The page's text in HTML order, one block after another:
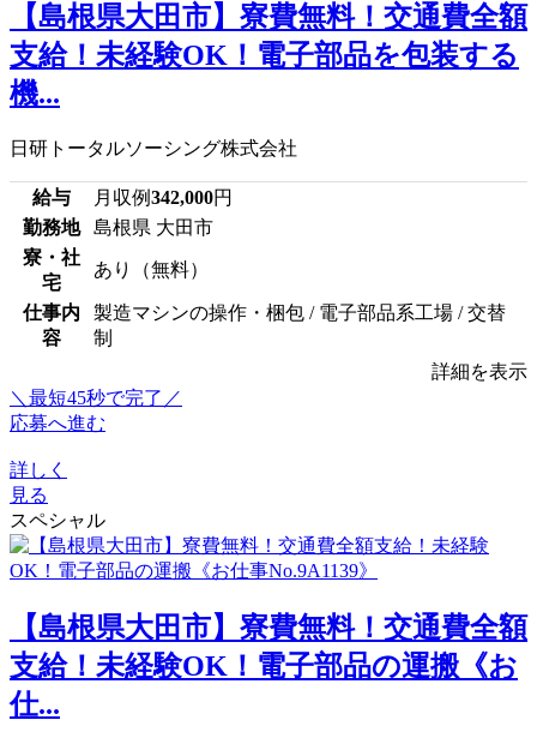
【島根県大田市】寮費無料！交通費全額
支給！未経験OK！電子部品を包装する
機...
日研トータルソーシング株式会社
給与 月収例342,000円
勤務地
島根県 大田市
寮・社
宅
あり（無料）
仕事内
容
製造マシンの操作・梱包 / 電子部品系工場 / 交替
制
詳細を表示
＼最短45秒で完了／
応募へ進む
詳しく
見る
スペシャル
【島根県大田市】寮費無料！交通費全額
支給！未経験OK！電子部品の運搬《お
仕...